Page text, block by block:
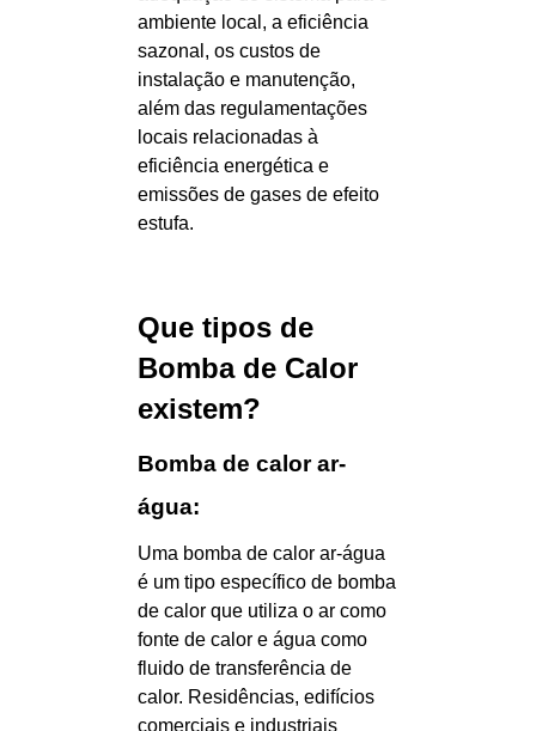
ambiente local, a eficiência
sazonal, os custos de
instalação e manutenção,
além das regulamentações
locais relacionadas à
eficiência energética e
emissões de gases de efeito
estufa.
Que tipos de
Bomba de Calor
existem?
Bomba de calor ar-
água:
Uma bomba de calor ar-água
é um tipo específico de bomba
de calor que utiliza o ar como
fonte de calor e água como
fluido de transferência de
calor. Residências, edifícios
comerciais e industriais